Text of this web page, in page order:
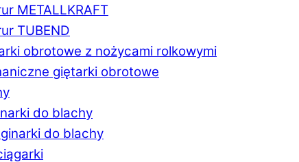
METALLKRAFT
TUBEND
obrotowe z nożycami rolkowymi
giętarki obrotowe
do blachy
do blachy